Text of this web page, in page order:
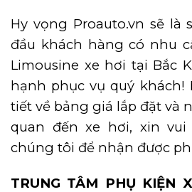
Hy vọng Proauto.vn sẽ là
đầu khách hàng có nhu
Limousine xe hơi tại Bắc
hạnh phục vụ quý
tiết về bảng giá lắp đặt và
quan đến xe hơi, xin
chúng tôi để nhận được
TRUNG TÂM PHỤ KIỆN